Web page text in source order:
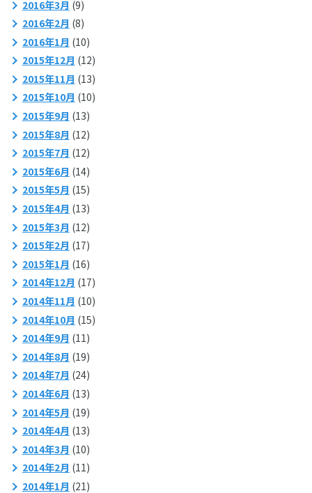
2016年3月 (9)
2016年2月 (8)
2016年1月 (10)
2015年12月 (12)
2015年11月 (13)
2015年10月 (10)
2015年9月 (13)
2015年8月 (12)
2015年7月 (12)
2015年6月 (14)
2015年5月 (15)
2015年4月 (13)
2015年3月 (12)
2015年2月 (17)
2015年1月 (16)
2014年12月 (17)
2014年11月 (10)
2014年10月 (15)
2014年9月 (11)
2014年8月 (19)
2014年7月 (24)
2014年6月 (13)
2014年5月 (19)
2014年4月 (13)
2014年3月 (10)
2014年2月 (11)
2014年1月 (21)